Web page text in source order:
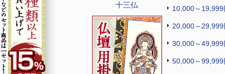
十三仏 10,000～19,999
20,000～29,999
30,000～49,999
50,000～99,999